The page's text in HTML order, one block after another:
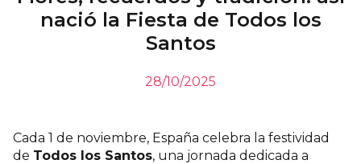
nació la Fiesta de Todos los
Santos
28/10/2025
Cada 1 de noviembre, España celebra la festividad
de Todos los Santos, una jornada dedicada a